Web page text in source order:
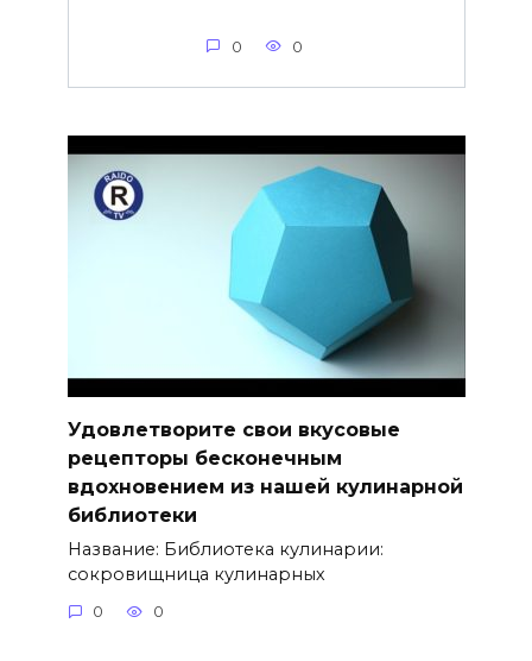
0 0
Удовлетворите свои вкусовые
рецепторы бесконечным
вдохновением из нашей кулинарной
библиотеки
Название: Библиотека кулинарии:
сокровищница кулинарных
0 0